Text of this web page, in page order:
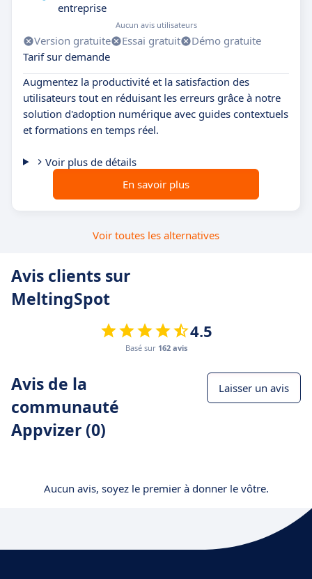
entreprise
Aucun avis utilisateurs
Version gratuite Essai gratuit
Démo gratuite
Tarif sur demande
Augmentez la productivité et la satisfaction des
utilisateurs tout en réduisant les erreurs grâce à notre
solution d'adoption numérique avec guides contextuels
et formations en temps réel.
Voir plus de détails
En savoir plus
Voir toutes les alternatives
Avis clients sur
MeltingSpot
4.5
Basé sur 162 avis
Avis de la
communauté
Appvizer (0)
Laisser un avis
Aucun avis, soyez le premier à donner le vôtre.